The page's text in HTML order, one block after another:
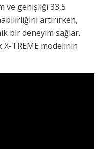
ve genişliği 33,5
artırırken,
bir deneyim sağlar.
TREME modelinin